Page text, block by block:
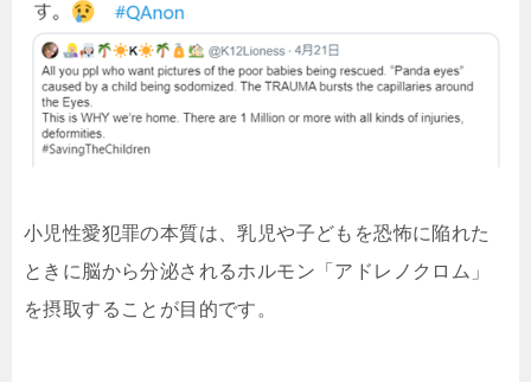
小児性愛犯罪の本質は、乳児や子どもを恐怖に陥れた
ときに脳から分泌されるホルモン「アドレノクロム」
を摂取することが目的です。